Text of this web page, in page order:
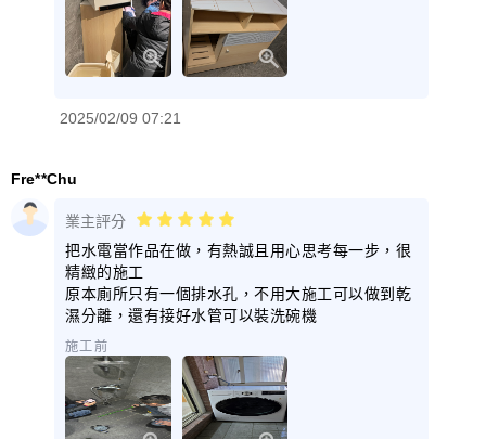
2025/02/09 07:21
Fre**Chu
業主評分
把水電當作品在做，有熱誠且用心思考每一步，很
精緻的施工
原本廁所只有一個排水孔，不用大施工可以做到乾
濕分離，還有接好水管可以裝洗碗機
施工前